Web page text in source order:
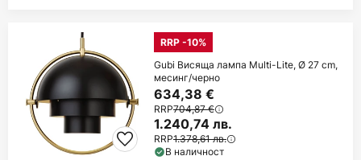
RRP -10%
Gubi Висяща лампа Multi-Lite, Ø 27 cm,
месинг/черно
634,38 €
RRP704,87 €
1.240,74 лв.
RRP1.378,61 лв.
В наличност